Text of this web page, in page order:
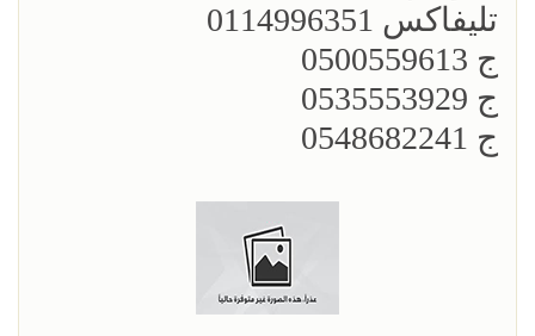
تليفاكس 0114996351
ج 0500559613
ج 0535553929
ج 0548682241